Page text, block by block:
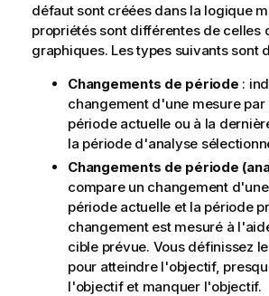
défaut sont créées dans la logique
propriétés sont différentes de celles
graphiques. Les types suivants sont
Changements de période :
changement d'une mesure par
période actuelle ou à la
la période d'analyse
Changements de période
compare un changement
période actuelle et la période
changement est mesuré à
cible prévue. Vous définissez
pour atteindre l'objectif,
l'objectif et manquer l'objectif.